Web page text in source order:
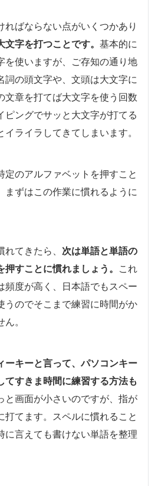
ればならない点がいくつかあり
字を打つことです。 基本的に
を使いますが、ご存知の通り地
詞の頭文字や、文頭は大文字に
文章を打てば大文字を使う回数
ピングでサッと大文字が打てる
ライラしてきてしまいます。
定のアルファベットを押すこと
まずはこの作業に慣れるように
てきたら、 次は単語と単語の
すことに慣れましょう。 これ
頻度が高く、日本語でもスペー
うのでそこまで練習に時間がか
。
ーキーと言って、パソコンキー
てすきま時間に練習する方法も
と画面が小さいのですが、指が
打てます。スペルに慣れること
に言えても書けない単語を整理